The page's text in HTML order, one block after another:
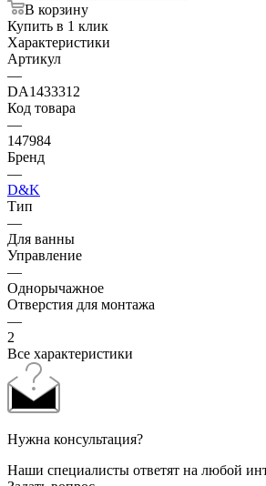
В корзину
Купить в 1 клик
Характеристики
Артикул
—
DA1433312
Код товара
—
147984
Бренд
—
D&K
Тип
—
Для ванны
Управление
—
Однорычажное
Отверстия для монтажа
—
2
Все характеристики
Нужна консультация?
Наши специалисты ответят на любой